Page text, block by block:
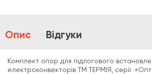
Опис Відгуки
Комплект опор для підлогового
електроконвекторів ТМ ТЕРМІЯ, серії